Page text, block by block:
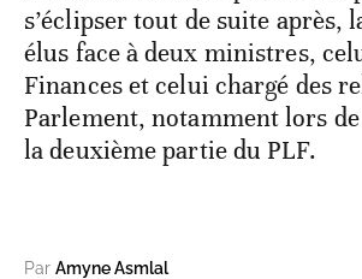
s’éclipser tout de suite après,
élus face à deux ministres,
Finances et celui chargé des
Parlement, notamment lors de
la deuxième partie du PLF.
Par Amyne Asmlal